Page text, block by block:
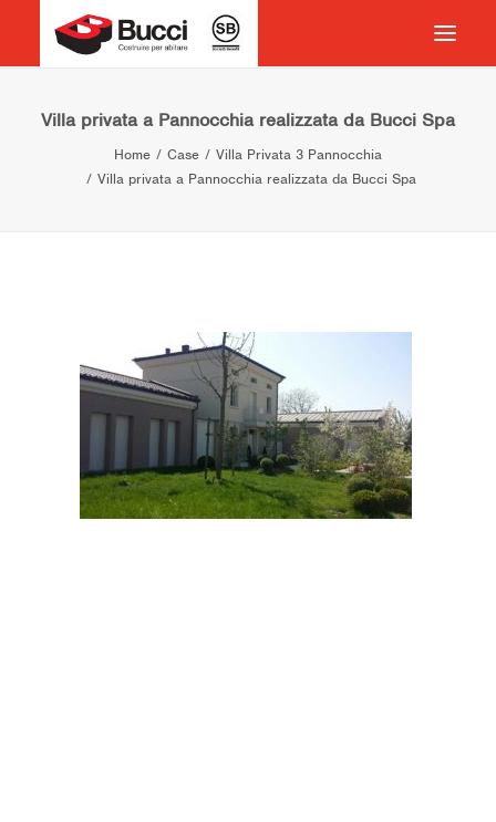
HOME
COSTRUIRE PER ABITARE
CONTATTI
RICERCA
Villa privata a Pannocchia realizzata da Bucci Spa
Home Case
Villa Privata 3 Pannocchia
Villa privata a Pannocchia realizzata da Bucci Spa